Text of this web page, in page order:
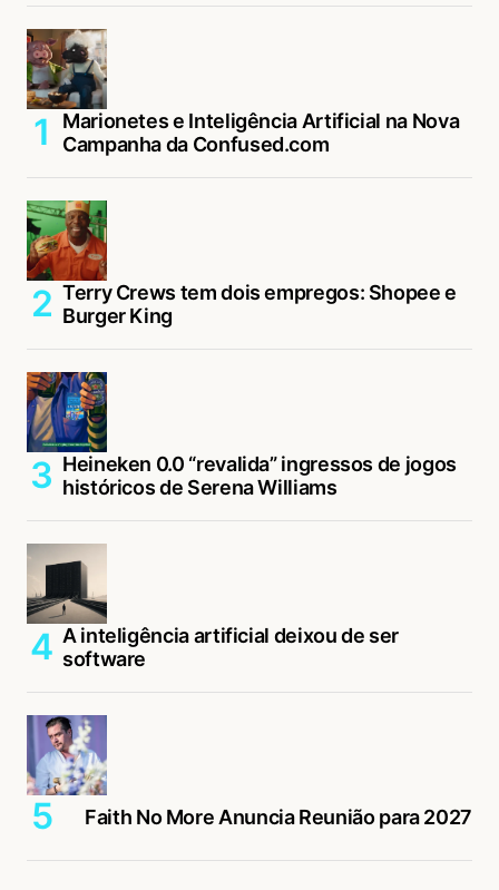
Marionetes e Inteligência Artificial na Nova
Campanha da Confused.com
Terry Crews tem dois empregos: Shopee e
Burger King
Heineken 0.0 “revalida” ingressos de jogos
históricos de Serena Williams
A inteligência artificial deixou de ser
software
Faith No More Anuncia Reunião para 2027